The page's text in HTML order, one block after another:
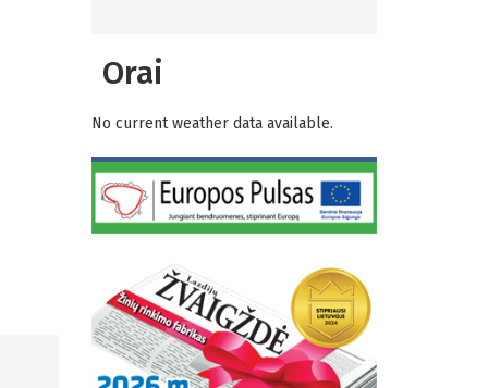
Orai
No current weather data available.